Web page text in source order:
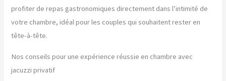
profiter de repas gastronomiques directement dans l’intimité de
votre chambre, idéal pour les couples qui souhaitent rester en
tête-à-tête.
Nos conseils pour une expérience réussie en chambre avec
jacuzzi privatif